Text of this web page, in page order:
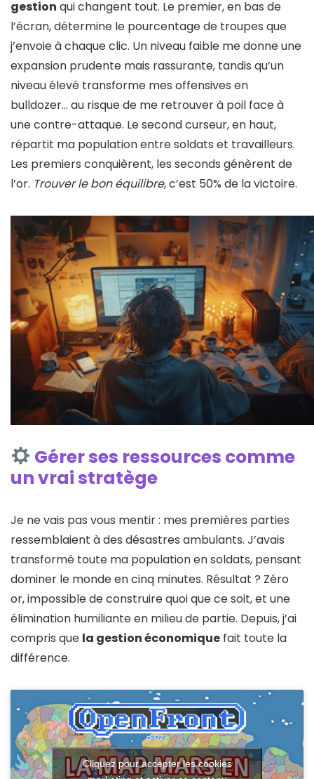
gestion qui changent tout. Le premier, en bas de
l’écran, détermine le pourcentage de troupes que
j’envoie à chaque clic. Un niveau faible me donne une
expansion prudente mais rassurante, tandis qu’un
niveau élevé transforme mes offensives en
bulldozer… au risque de me retrouver à poil face à
une contre-attaque. Le second curseur, en haut,
répartit ma population entre soldats et travailleurs.
Les premiers conquièrent, les seconds génèrent de
l’or. Trouver le bon équilibre, c’est 50% de la victoire.
Gérer ses ressources comme
un vrai stratège
Je ne vais pas vous mentir : mes premières parties
ressemblaient à des désastres ambulants. J’avais
transformé toute ma population en soldats, pensant
dominer le monde en cinq minutes. Résultat ? Zéro
or, impossible de construire quoi que ce soit, et une
élimination humiliante en milieu de partie. Depuis, j’ai
compris que la gestion économique fait toute la
différence.
Cliquez pour accepter les cookies